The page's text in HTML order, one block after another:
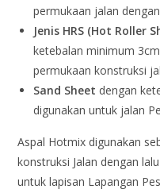
permukaan jalan
Jenis HRS (Hot Roller
ketebalan minimum
permukaan konstruksi
Sand Sheet dengan
digunakan untuk jalan
Aspal Hotmix digunakan
konstruksi Jalan dengan
untuk lapisan Lapangan